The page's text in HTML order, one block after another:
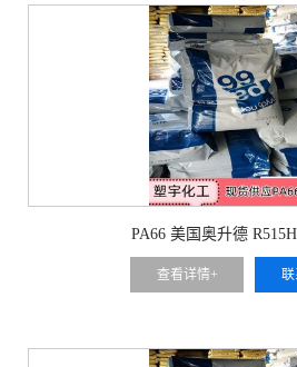
PA66 美国奥升德
查看详情+ 联